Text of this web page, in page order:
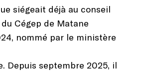
siégeait déjà au conseil
Cégep de Matane
nommé par le ministère
Depuis septembre 2025, il